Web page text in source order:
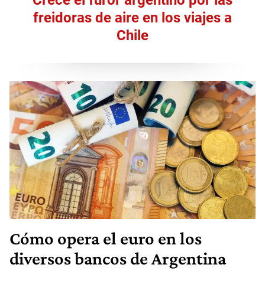
freidoras de aire en los viajes a
Chile
Cómo opera el euro en los
diversos bancos de Argentina